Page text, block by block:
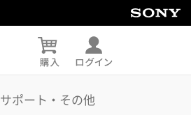
サポート・その他